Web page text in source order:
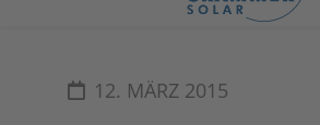
12. MÄRZ 2015